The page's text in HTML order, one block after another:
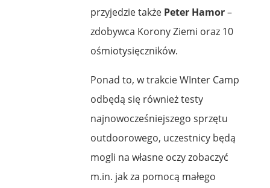
przyjedzie także Peter Hamor–
zdobywca Korony Ziemi oraz 10
ośmiotysięczników.
Ponad to, w trakcie WInter Camp
odbędą się również testy
najnowocześniejszego sprzętu
outdoorowego, uczestnicy będą
mogli na własne oczy zobaczyć
m.in. jak za pomocą małego